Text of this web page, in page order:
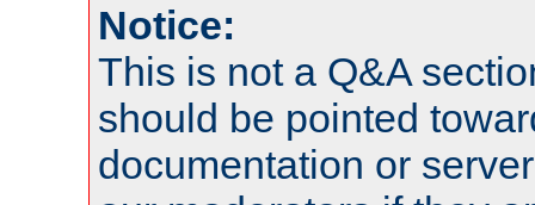
Notice:
This is not a Q&A
should be pointed
documentation or